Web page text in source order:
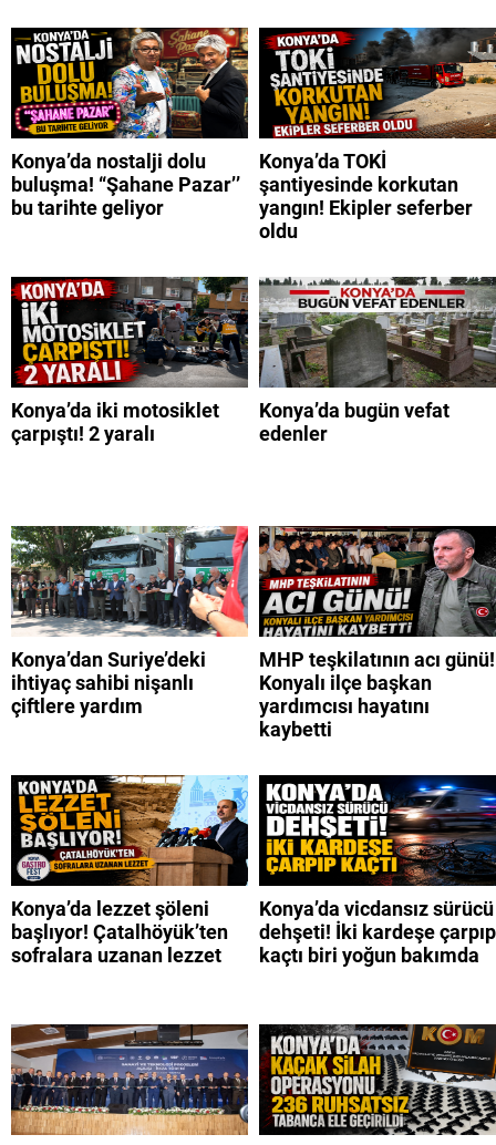
Konya’da nostalji dolu
buluşma! “Şahane Pazar’’
bu tarihte geliyor
Konya’da TOKİ
şantiyesinde korkutan
yangın! Ekipler seferber
oldu
Konya’da iki motosiklet
çarpıştı! 2 yaralı
Konya’da bugün vefat
edenler
Konya’dan Suriye’deki
ihtiyaç sahibi nişanlı
çiftlere yardım
MHP teşkilatının acı günü!
Konyalı ilçe başkan
yardımcısı hayatını
kaybetti
Konya’da lezzet şöleni
başlıyor! Çatalhöyük’ten
sofralara uzanan lezzet
Konya’da vicdansız sürücü
dehşeti! İki kardeşe çarpıp
kaçtı biri yoğun bakımda